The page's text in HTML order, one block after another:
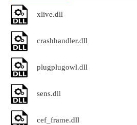
xlive.dll
crashhandler.dll
plugplugowl.dll
sens.dll
cef_frame.dll